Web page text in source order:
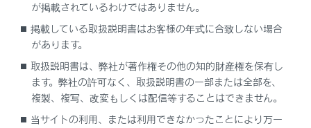
交換するには
合わせて見られているページ
が掲載されているわけではありません。
掲載している取扱説明書はお客様の年式に合致しない場合
があります。
取扱説明書は、弊社が著作権その他の知的財産権を保有し
ます。弊社の許可なく、取扱説明書の一部または全部を、
複製、複写、改変もしくは配信等することはできません。
当サイトの利用、または利用できなかったことにより万一